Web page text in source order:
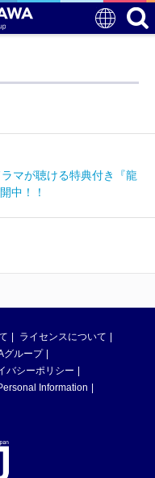
マが聴ける特典付き『龍
中！！
ライセンスについて
グループ
バシーポリシー
Information